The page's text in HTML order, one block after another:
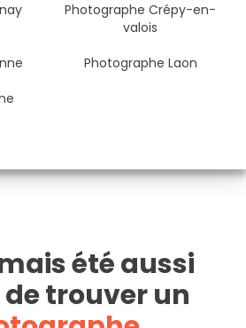
Photographe Crépy-en-
valois
Photographe Laon
été aussi
trouver un